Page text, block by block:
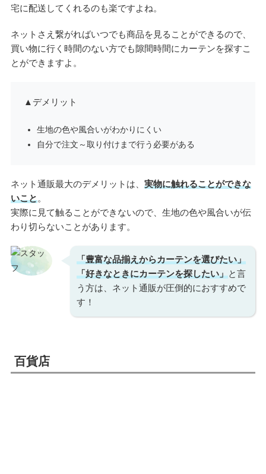
宅に配送してくれるのも楽ですよね。
ネットさえ繋がればいつでも商品を見ることができるので、
買い物に行く時間のない方でも隙間時間にカーテンを探すこ
とができますよ。
▲デメリット
生地の色や風合いがわかりにくい
自分で注文～取り付けまで行う必要がある
ネット通販最大のデメリットは、 実物に触れることができな
いこと。
実際に見て触ることができないので、生地の色や風合いが伝
わり切らないことがあります。
「豊富な品揃えからカーテンを選びたい」
「好きなときにカーテンを探したい」と言
う方は、ネット通販が圧倒的におすすめで
す！
百貨店